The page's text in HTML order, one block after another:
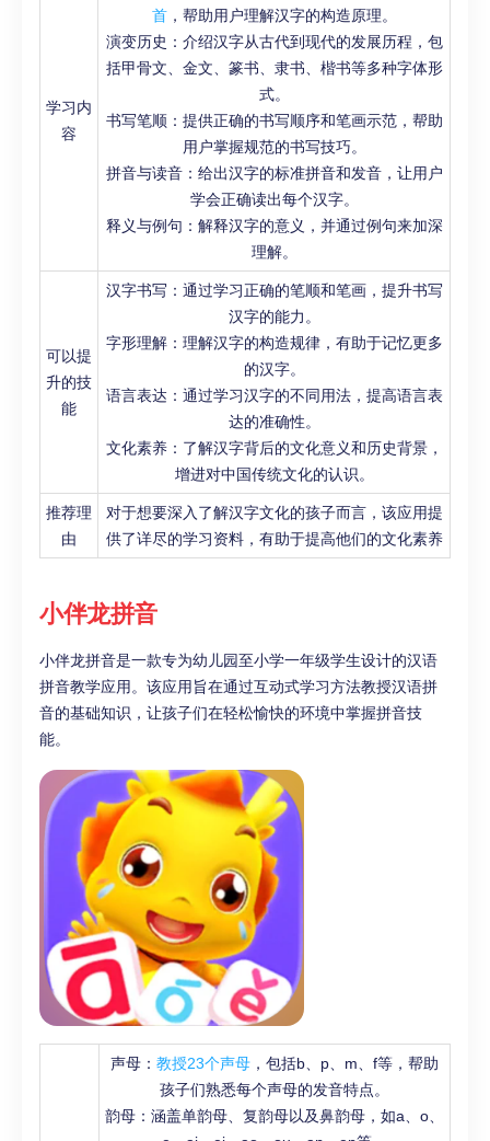
学习内
容
首，帮助用户理解汉字的构造原理。
演变历史：介绍汉字从古代到现代的发展历程，包
括甲骨文、金文、篆书、隶书、楷书等多种字体形
式。
书写笔顺：提供正确的书写顺序和笔画示范，帮助
用户掌握规范的书写技巧。
拼音与读音：给出汉字的标准拼音和发音，让用户
学会正确读出每个汉字。
释义与例句：解释汉字的意义，并通过例句来加深
理解。
可以提
升的技
能
汉字书写：通过学习正确的笔顺和笔画，提升书写
汉字的能力。
字形理解：理解汉字的构造规律，有助于记忆更多
的汉字。
语言表达：通过学习汉字的不同用法，提高语言表
达的准确性。
文化素养：了解汉字背后的文化意义和历史背景，
增进对中国传统文化的认识。
推荐理
由
对于想要深入了解汉字文化的孩子而言，该应用提
供了详尽的学习资料，有助于提高他们的文化素养
小伴龙拼音
小伴龙拼音是一款专为幼儿园至小学一年级学生设计的汉语
拼音教学应用。该应用旨在通过互动式学习方法教授汉语拼
音的基础知识，让孩子们在轻松愉快的环境中掌握拼音技
能。
声母： 教授23个声母 ，包括b、p、m、f等，帮助
孩子们熟悉每个声母的发音特点。
韵母：涵盖单韵母、复韵母以及鼻韵母，如a、o、